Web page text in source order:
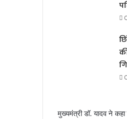
मुख्यमंत्री डॉ. यादव ने